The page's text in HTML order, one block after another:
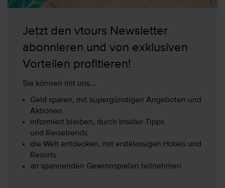
Jetzt den vtours Newsletter
abonnieren und von exklusiven
Vorteilen profitieren!
Sie können mit uns...
Geld sparen, mit supergünstigen Angeboten und
Aktionen
informiert bleiben, durch Insider-Tipps
und Reisetrends
die Welt entdecken, mit erstklassigen Hotels und
Resorts
an spannenden Gewinnspielen teilnehmen